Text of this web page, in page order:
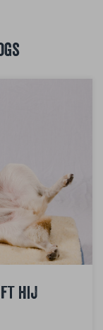
hij